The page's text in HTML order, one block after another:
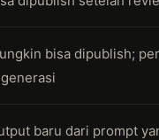
bisa dipublish;
baru dari prompt